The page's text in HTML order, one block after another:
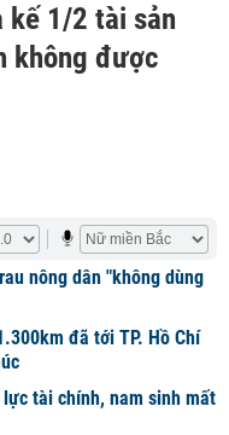
kế 1/2 tài sản
không được
nông dân "không dùng
đã tới TP. Hồ Chí
tài chính, nam sinh mất